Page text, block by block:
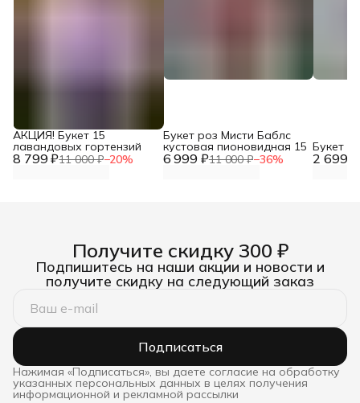
8 799 ₽11 000 ₽−20%
АКЦИЯ! Букет 15
лавандовых гортензий
6 999 ₽11 000 ₽−36%
Букет роз Мисти Баблс
кустовая пионовидная 15
2 699 ₽
Букет
Получите скидку 300 ₽
Подпишитесь на наши акции и новости и
получите скидку на следующий заказ
Подписаться
Нажимая «Подписаться», вы даете согласие на обработку
указанных персональных данных в целях получения
информационной и рекламной рассылки